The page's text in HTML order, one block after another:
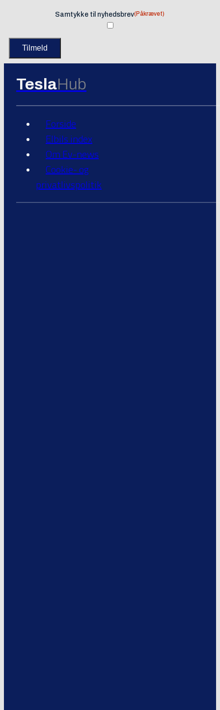
Samtykke til nyhedsbrev(Påkrævet)
TeslaHub
Forside
Elbils index
Om Ev-news
Cookie- og
privatlivspolitik